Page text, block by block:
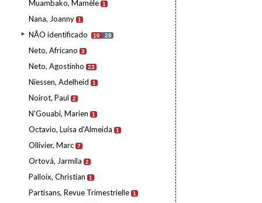
Muambako, Mamèle 1
Nana, Joanny 1
NÃO identificado 10 28
Neto, Africano 3
Neto, Agostinho 23
Niessen, Adelheid 1
Noirot, Paul 2
N’Gouabi, Marien 1
Octavio, Luísa d'Almeida 1
Ollivier, Marc 7
Ortová, Jarmila 2
Palloix, Christian 1
Partisans, Revue Trimestrielle 1